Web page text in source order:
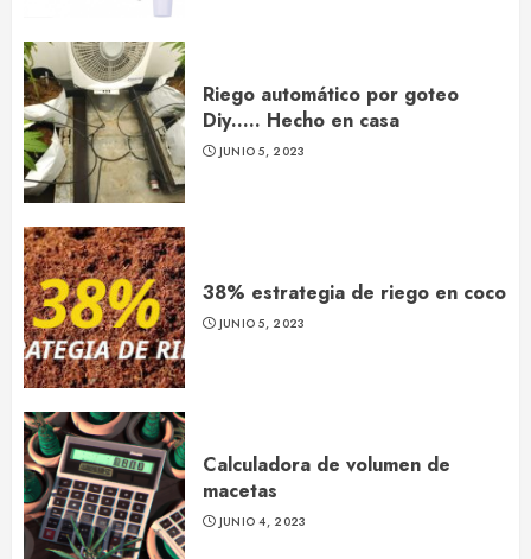
Riego automático por goteo
Diy….. Hecho en casa
JUNIO 5, 2023
38% estrategia de riego en coco
JUNIO 5, 2023
Calculadora de volumen de
macetas
JUNIO 4, 2023